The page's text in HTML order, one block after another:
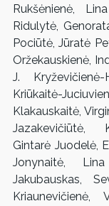
Rukšėnienė,
Ridulytė,
Pociūtė, Jūratė
Oržekauskienė,
J. Kryževičienė-
Kriūkaitė-
Klakauskaitė,
Jazakevičiūtė,
Gintarė Juodelė,
Jonynaitė,
Jakubauskas,
Kriaunevičienė,